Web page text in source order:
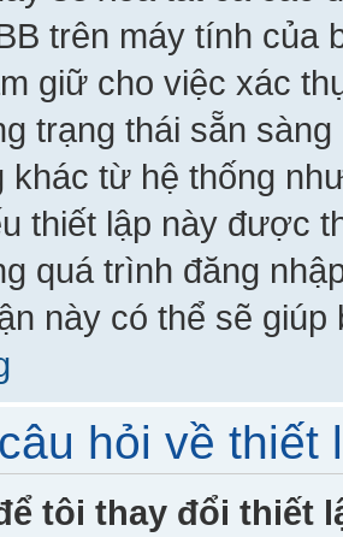
trên máy tính của
giữ cho việc xác
trạng thái sẵn
khác từ hệ thống
thiết lập này được
quá trình đăng
này có thể sẽ
hỏi về thiết
tôi thay đổi thiết